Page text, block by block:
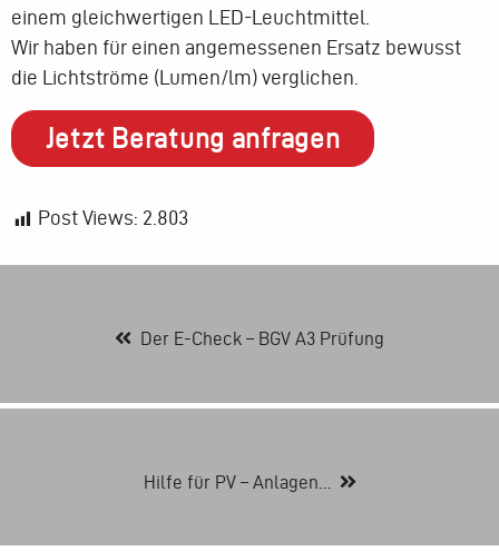
einem gleichwertigen LED-Leuchtmittel.
Wir haben für einen angemessenen Ersatz bewusst
die Lichtströme (Lumen/lm) verglichen.
Jetzt Beratung anfragen
Post Views: 2.803
Der E-Check – BGV A3 Prüfung
Hilfe für PV – Anlagen…